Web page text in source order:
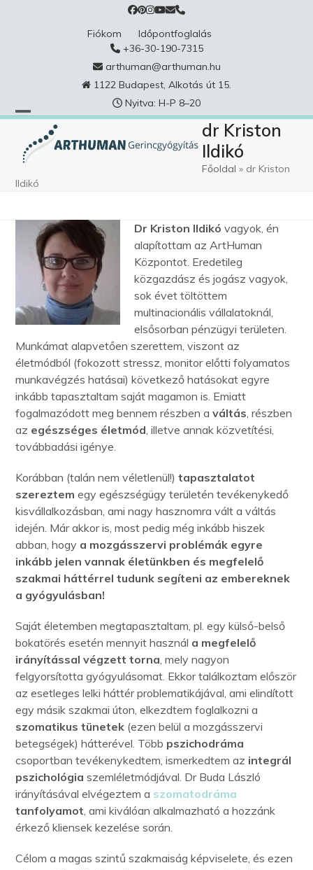
Fiókom
Időpontfoglalás
+36-30-190-7315
arthuman@arthuman.hu
1122 Budapest, Alkotás út 15.
Nyitva: H-P 8–20
dr Kriston
Ildikó
Főoldal » dr Kriston
Ildikó
Dr Kriston Ildikó vagyok, én
alapítottam az ArtHuman
Központot. Eredetileg
közgazdász és jogász vagyok,
sok évet töltöttem
multinacionális vállalatoknál,
elsősorban pénzügyi területen.
Munkámat alapvetően szerettem, viszont az
életmódból (fokozott stressz, monitor előtti folyamatos
munkavégzés hatásai) következő hatásokat egyre
inkább tapasztaltam saját magamon is. Emiatt
fogalmazódott meg bennem részben aváltás, részben
az egészséges életmód, illetve annak közvetítési,
továbbadási igénye.
Korábban (talán nem véletlenül!)tapasztalatot
szereztem egy egészségügy területén tevékenykedő
kisvállalkozásban, ami nagy hasznomra vált a váltás
idején. Már akkor is, most pedig még inkább hiszek
abban, hogy a mozgásszervi problémák egyre
inkább jelen vannak életünkben és megfelelő
szakmai háttérrel tudunk segíteni az embereknek
a gyógyulásban!
Saját életemben megtapasztaltam, pl. egy külső-belső
bokatörés esetén mennyit használ a megfelelő
irányítással végzett torna, mely nagyon
felgyorsította gyógyulásomat. Ekkor találkoztam először
az esetleges lelki háttér problematikájával, ami elindított
egy másik szakmai úton, elkezdtem foglalkozni a
szomatikus tünetek (ezen belül a mozgásszervi
betegségek) hátterével. Több pszichodráma
csoportban tevékenykedtem, ismerkedtem az integrál
pszichológia szemléletmódjával. Dr Buda László
irányításával elvégeztem a szomatodráma
tanfolyamot, ami kiválóan alkalmazható a hozzánk
érkező kliensek kezelése során.
Célom a magas szintű szakmaiság képviselete, és ezen